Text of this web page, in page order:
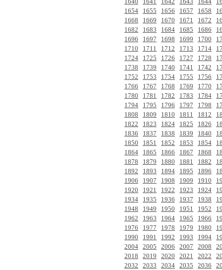
1654
1655 1656 1657 1658
1668
1669 1670 1671 1672
1682
1683 1684 1685 1686
1696
1697 1698 1699 1700
1710
1711 1712 1713 1714
1724
1725 1726 1727 1728
1738
1739 1740 1741 1742
1752
1753 1754 1755 1756
1766
1767 1768 1769 1770
1780
1781 1782 1783 1784
1794
1795 1796 1797 1798
1808
1809 1810 1811 1812
1822
1823 1824 1825 1826
1836
1837 1838 1839 1840
1850
1851 1852 1853 1854
1864
1865 1866 1867 1868
1878
1879 1880 1881 1882
1892
1893 1894 1895 1896
1906
1907 1908 1909 1910
1920
1921 1922 1923 1924
1934
1935 1936 1937 1938
1948
1949 1950 1951 1952
1962
1963 1964 1965 1966
1976
1977 1978 1979 1980
1990
1991 1992 1993 1994
2004 2005 2006 2007 2008
2018
2019 2020 2021 2022
2032
2033 2034 2035 2036